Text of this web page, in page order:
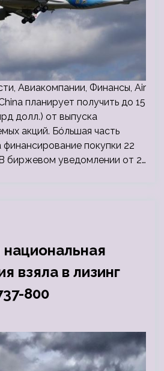
Авиакомпании, Финансы, Air
планирует получить до 15
долл.) от выпуска
акций. Бóльшая часть
покупки 22
биржевом уведомлении от 2…
взяла в лизинг
800